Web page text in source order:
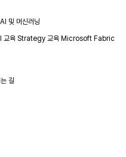
AI 및 머신러닝
교육 Strategy 교육 Microsoft Fabric
길